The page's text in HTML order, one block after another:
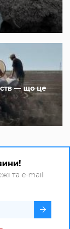
— що це
та e-mail